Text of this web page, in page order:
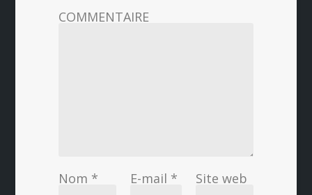
COMMENTAIRE
Nom * E-mail * Site web